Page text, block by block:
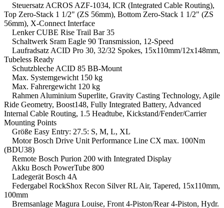
Steuersatz ACROS AZF-1034, ICR (Integrated Cable Routing),
Top Zero-Stack 1 1/2" (ZS 56mm), Bottom Zero-Stack 1 1/2" (ZS
56mm), X-Connect Interface
Lenker CUBE Rise Trail Bar 35
Schaltwerk Sram Eagle 90 Transmission, 12-Speed
Laufradsatz ACID Pro 30, 32/32 Spokes, 15x110mm/12x148mm,
Tubeless Ready
Schutzbleche ACID 85 BB-Mount
Max. Systemgewicht 150 kg
Max. Fahrergewicht 120 kg
Rahmen Aluminium Superlite, Gravity Casting Technology, Agile
Ride Geometry, Boost148, Fully Integrated Battery, Advanced
Internal Cable Routing, 1.5 Headtube, Kickstand/Fender/Carrier
Mounting Points
Größe Easy Entry: 27.5: S, M, L, XL
Motor Bosch Drive Unit Performance Line CX max. 100Nm
(BDU38)
Remote Bosch Purion 200 with Integrated Display
Akku Bosch PowerTube 800
Ladegerät Bosch 4A
Federgabel RockShox Recon Silver RL Air, Tapered, 15x110mm,
100mm
Bremsanlage Magura Louise, Front 4-Piston/Rear 4-Piston, Hydr.